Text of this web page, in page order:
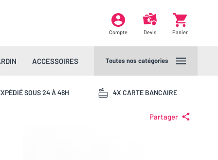
Compte Devis Panier
ACCESSOIRES Toutes nos catégories
SOUS 24 À 48H 4X CARTE BANCAIRE
Partager